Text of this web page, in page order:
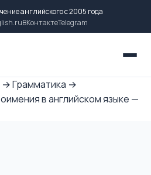
английского с 2005 года
ВКонтактеTelegram
→Грамматика →
в английском языке —